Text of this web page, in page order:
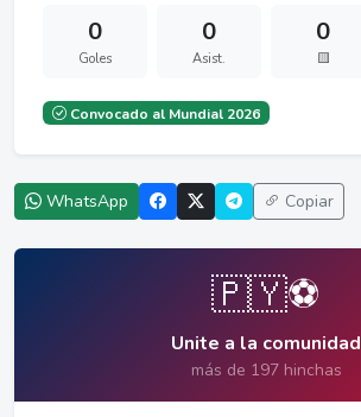
0
Goles
0
Asist.
0
🟨
Convocado al Mundial 2026
WhatsApp Copiar
🇵🇾⚽
Unite a la comunidad
más de 197 hinchas